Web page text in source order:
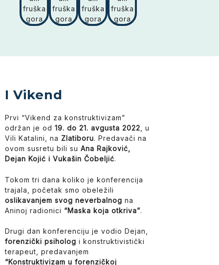
I Vikend
Prvi “Vikend za konstruktivizam”
održan je od 19. do 21. avgusta 2022, u
Vili Katalini, na Zlatiboru. Predavači na
ovom susretu bili su Ana Rajković,
Dejan Kojić i Vukašin Čobeljić.
Tokom tri dana koliko je konferencija
trajala, početak smo obeležili
oslikavanjem svog neverbalnog na
Aninoj radionici “Maska koja otkriva”.
Drugi dan konferenciju je vodio Dejan,
forenzički psiholog i konstruktivistički
terapeut, predavanjem
“Konstruktivizam u forenzičkoj